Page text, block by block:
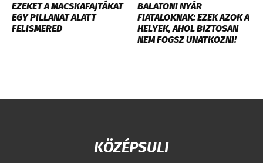
EZEKET A MACSKAFAJTÁKAT
EGY PILLANAT ALATT
FELISMERED
BALATONI NYÁR
FIATALOKNAK: EZEK AZOK A
HELYEK, AHOL BIZTOSAN
NEM FOGSZ UNATKOZNI!
KÖZÉPSULI